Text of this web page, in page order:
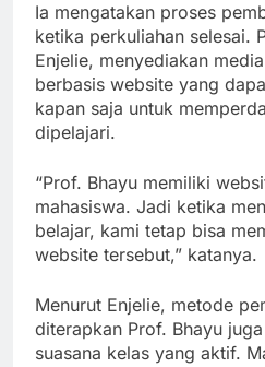
Ia mengatakan proses
ketika perkuliahan selesai.
Enjelie, menyediakan
berbasis website yang
kapan saja untuk
dipelajari.
“Prof. Bhayu memiliki
mahasiswa. Jadi ketika
belajar, kami tetap bisa
website tersebut,” katanya.
Menurut Enjelie, metode
diterapkan Prof. Bhayu
suasana kelas yang aktif.